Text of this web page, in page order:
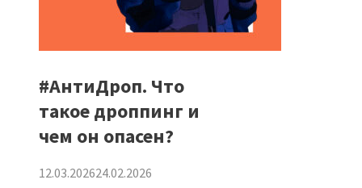
#АнтиДроп. Что
такое дроппинг и
чем он опасен?
12.03.202624.02.2026